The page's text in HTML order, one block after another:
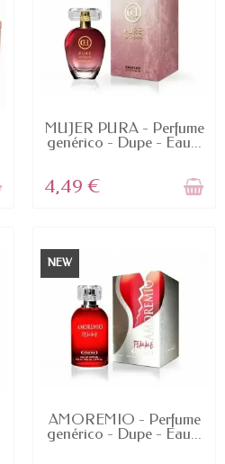
FUERA DE STOCK
MUJER PURA - Perfume
genérico - Dupe - Eau...
4,49 €
NEW
FUERA DE STOCK
AMOREMIO - Perfume
genérico - Dupe - Eau...